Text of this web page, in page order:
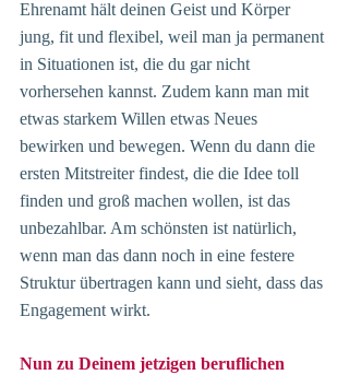
Ehrenamt hält deinen Geist und Körper
jung, fit und flexibel, weil man ja permanent
in Situationen ist, die du gar nicht
vorhersehen kannst. Zudem kann man mit
etwas starkem Willen etwas Neues
bewirken und bewegen. Wenn du dann die
ersten Mitstreiter findest, die die Idee toll
finden und groß machen wollen, ist das
unbezahlbar. Am schönsten ist natürlich,
wenn man das dann noch in eine festere
Struktur übertragen kann und sieht, dass das
Engagement wirkt.
Nun zu Deinem jetzigen beruflichen